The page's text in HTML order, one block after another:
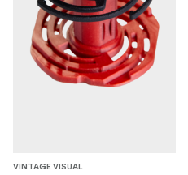
VINTAGE VISUAL